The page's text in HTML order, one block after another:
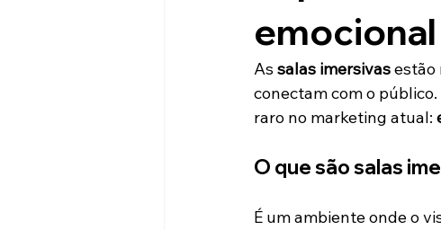
As salas imersivas estão
conectam com o
raro no marketing atual:
O que são salas
É um ambiente onde o